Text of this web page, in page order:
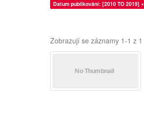
Datum publikování: [2010 TO 2019] ×
Zobrazují se záznamy 1-1 z 1